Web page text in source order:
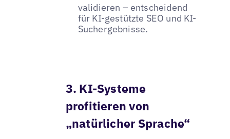
validieren – entscheidend
für KI-gestützte SEO und KI-
Suchergebnisse.
3. KI-Systeme
profitieren von
„natürlicher Sprache“